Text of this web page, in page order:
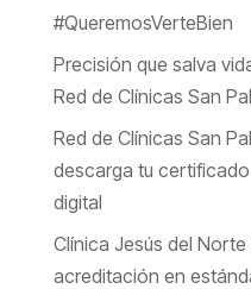
#QueremosVerteBien
Precisión que salva
Red de Clínicas San
Red de Clínicas San
descarga tu
digital
Clínica Jesús del
acreditación en